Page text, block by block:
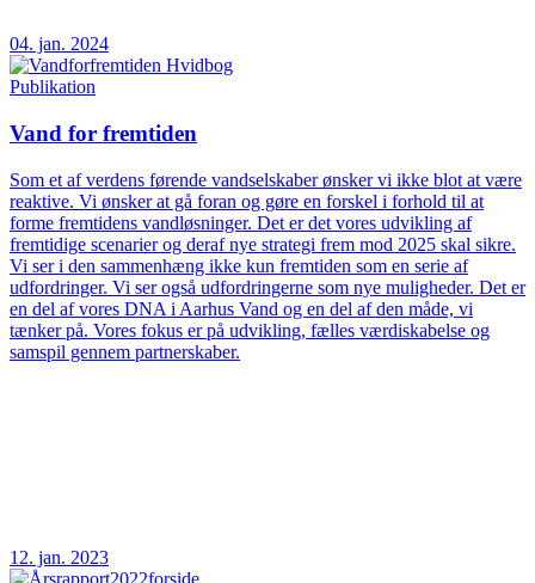
04. jan. 2024
Publikation
Vand for fremtiden
Som et af verdens førende vandselskaber ønsker vi ikke blot at være
reaktive. Vi ønsker at gå foran og gøre en forskel i forhold til at
forme fremtidens vandløsninger. Det er det vores udvikling af
fremtidige scenarier og deraf nye strategi frem mod 2025 skal sikre.
Vi ser i den sammenhæng ikke kun fremtiden som en serie af
udfordringer. Vi ser også udfordringerne som nye muligheder. Det er
en del af vores DNA i Aarhus Vand og en del af den måde, vi
tænker på. Vores fokus er på udvikling, fælles værdiskabelse og
samspil gennem partnerskaber.
12. jan. 2023